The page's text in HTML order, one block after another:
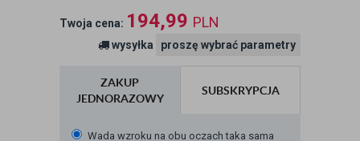
Twoja cena: 194,99 PLN
wysyłka proszę wybrać parametry
ZAKUP
JEDNORAZOWY
SUBSKRYPCJA
Wada wzroku na obu oczach taka sama